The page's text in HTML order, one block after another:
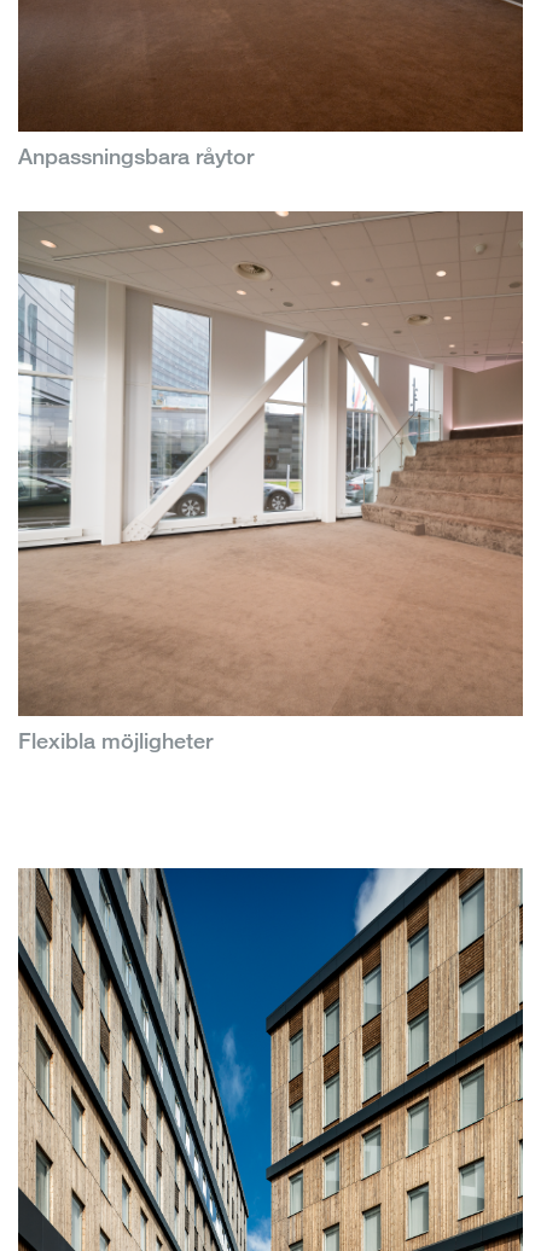
Anpassningsbara råytor
Flexibla möjligheter